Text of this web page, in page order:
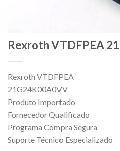
Rexroth VTDFPEA
Rexroth VTDFPEA
21G24K00A0VV
Produto Importado
Fornecedor Qualificado
Programa Compra Segura
Suporte Técnico Especializado